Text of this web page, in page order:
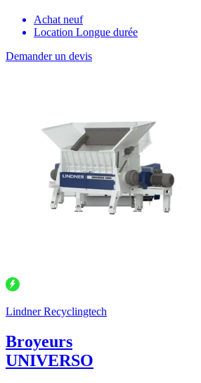
Achat neuf
Location Longue durée
Demander un devis
Lindner Recyclingtech
Broyeurs
UNIVERSO